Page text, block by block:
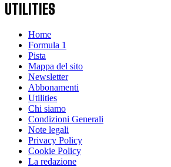
UTILITIES
Home
Formula 1
Pista
Mappa del sito
Newsletter
Abbonamenti
Utilities
Chi siamo
Condizioni Generali
Note legali
Privacy Policy
Cookie Policy
La redazione